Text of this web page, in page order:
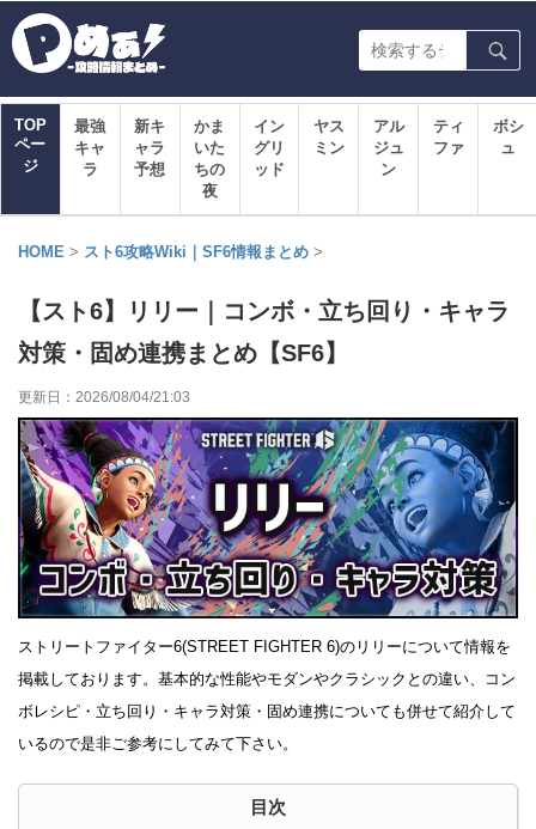
TOP
ペー
ジ
最強
キャ
ラ
新キ
ャラ
予想
かま
いた
ちの
夜
イン
グリ
ッド
ヤス
ミン
アル
ジュ
ン
ティ
ファ
ボシ
ュ
HOME > スト6攻略Wiki｜SF6情報まとめ >
【スト6】リリー｜コンボ・立ち回り・キャラ
対策・固め連携まとめ【SF6】
更新日： 2026/08/04/21:03
ストリートファイター6(STREET FIGHTER 6)のリリーについて情報を
掲載しております。基本的な性能やモダンやクラシックとの違い、コン
ボレシピ・立ち回り・キャラ対策・固め連携についても併せて紹介して
いるので是非ご参考にしてみて下さい。